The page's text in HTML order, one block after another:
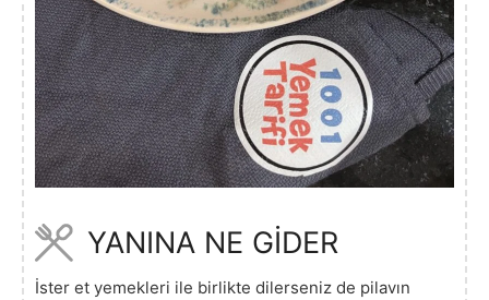
YANINA NE GİDER
İster et yemekleri ile birlikte dilerseniz de pilavın